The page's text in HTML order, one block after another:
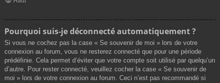
Pourquoi suis-je déconnecté automatiquement ?
Si vous ne cochez pas la case « Se souvenir de moi » lors de votre
connexion au forum, vous ne resterez connecté que pour une période
prédéfinie. Cela permet d’éviter que votre compte soit utilisé par quelqu’un
d’autre. Pour rester connecté, veuillez cocher la case « Se souvenir de
moi » lors de votre connexion au forum. Ceci n’est pas recommandé si